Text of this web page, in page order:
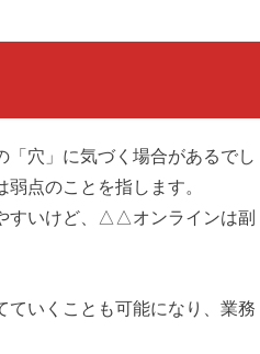
「穴」に気づく場合があるでし
点のことを指します。
すいけど、△△オンラインは副
ていくことも可能になり、業務